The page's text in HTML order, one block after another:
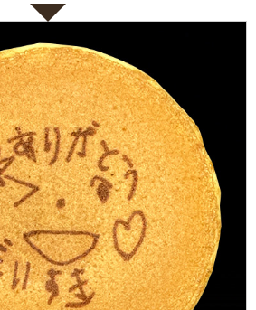
挨拶におすすめのお菓子ギ
フト5選
もらっ
失敗し